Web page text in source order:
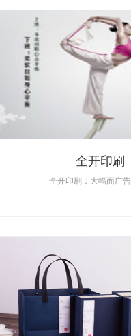
全开印刷
全开印刷：大幅面广